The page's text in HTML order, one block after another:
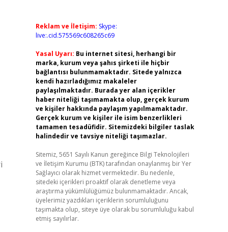
Reklam ve İletişim: Skype:
live:.cid.575569c608265c69
Yasal Uyarı: Bu internet sitesi, herhangi bir
marka, kurum veya şahıs şirketi ile hiçbir
bağlantısı bulunmamaktadır. Sitede yalnızca
kendi hazırladığımız makaleler
paylaşılmaktadır. Burada yer alan içerikler
haber niteliği taşımamakta olup, gerçek kurum
ve kişiler hakkında paylaşım yapılmamaktadır.
Gerçek kurum ve kişiler ile isim benzerlikleri
tamamen tesadüfidir. Sitemizdeki bilgiler taslak
halindedir ve tavsiye niteliği taşımazlar.
Sitemiz, 5651 Sayılı Kanun gereğince Bilgi Teknolojileri
ve İletişim Kurumu (BTK) tarafından onaylanmış bir Yer
Sağlayıcı olarak hizmet vermektedir. Bu nedenle,
sitedeki içerikleri proaktif olarak denetleme veya
araştırma yükümlülüğümüz bulunmamaktadır. Ancak,
üyelerimiz yazdıkları içeriklerin sorumluluğunu
taşımakta olup, siteye üye olarak bu sorumluluğu kabul
etmiş sayılırlar.